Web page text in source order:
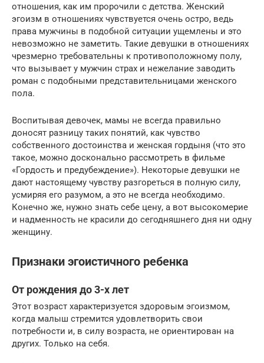
отношения, как им пророчили с детства. Женский
эгоизм в отношениях чувствуется очень остро, ведь
права мужчины в подобной ситуации ущемлены и это
невозможно не заметить. Такие девушки в отношениях
чрезмерно требовательны к противоположному полу,
что вызывает у мужчин страх и нежелание заводить
роман с подобными представительницами женского
пола.
Воспитывая девочек, мамы не всегда правильно
доносят разницу таких понятий, как чувство
собственного достоинства и женская гордыня (что это
такое, можно досконально рассмотреть в фильме
«Гордость и предубеждение»). Некоторые девушки не
дают настоящему чувству разгореться в полную силу,
усмиряя его разумом, а это не всегда необходимо.
Конечно же, нужно знать себе цену, а вот высокомерие
и надменность не красили до сегодняшнего дня ни одну
женщину.
Признаки эгоистичного ребенка
От рождения до 3-х лет
Этот возраст характеризуется здоровым эгоизмом,
когда малыш стремится удовлетворить свои
потребности и, в силу возраста, не ориентирован на
других. Только на себя.